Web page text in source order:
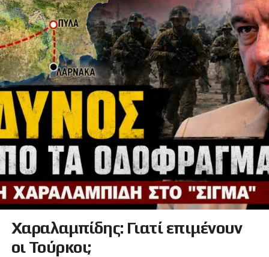
Χαραλαμπίδης: Γιατί επιμένουν
οι Τούρκοι;